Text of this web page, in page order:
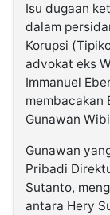
Isu dugaan
dalam
Korupsi
advokat eks
Immanuel
membacakan
Gunawan
Gunawan
Pribadi
Sutanto,
antara Hery